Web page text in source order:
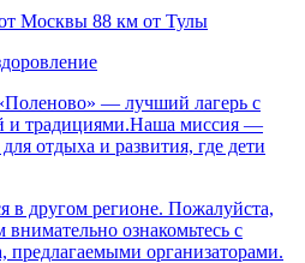
Москвы 88 км от Тулы
— лучший лагерь с
и традициями.Наша миссия —
отдыха и развития, где дети
в другом регионе. Пожалуйста,
ознакомьтесь с
предлагаемыми организаторами.